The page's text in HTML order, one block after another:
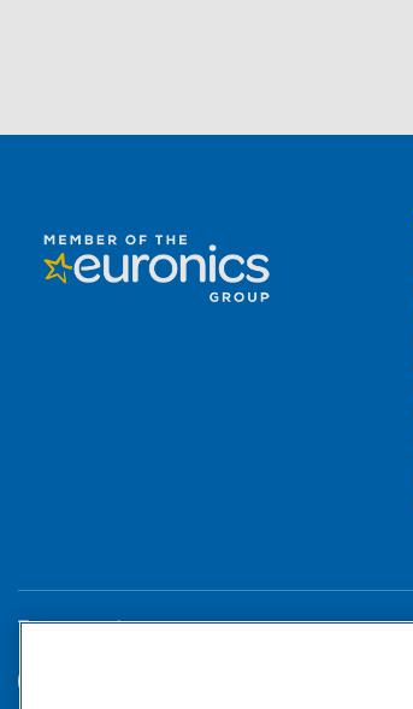
Trova negozio